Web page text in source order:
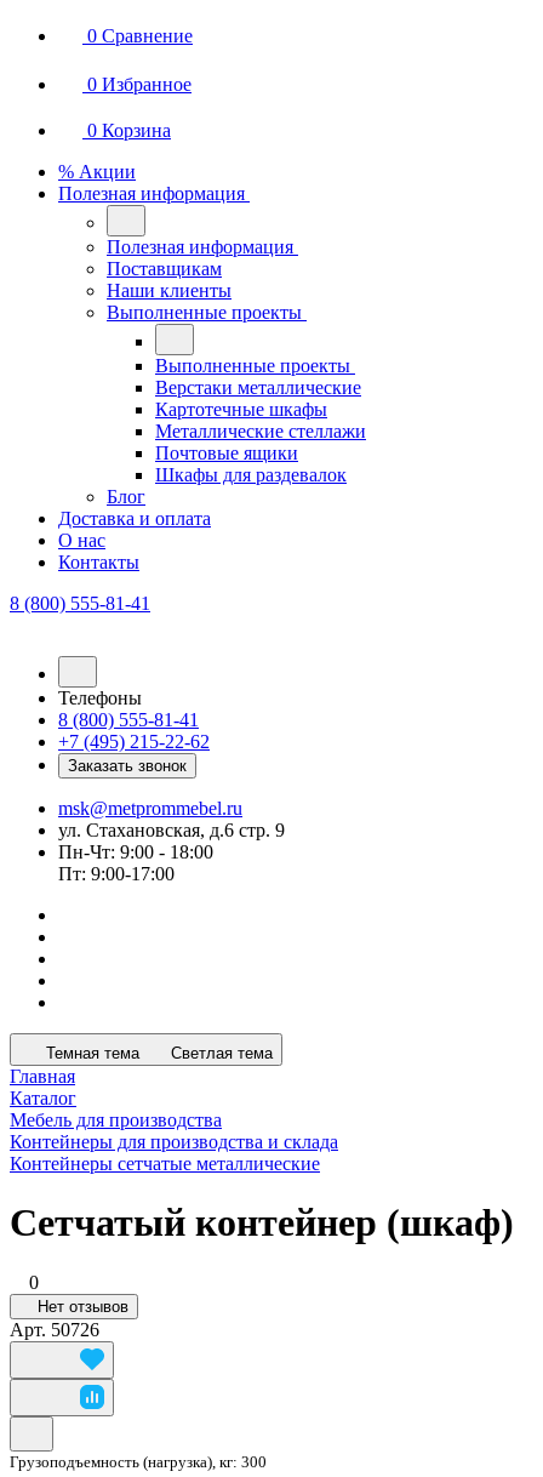
0 Сравнение
0 Избранное
0 Корзина
% Акции
Полезная информация
Полезная информация
Поставщикам
Наши клиенты
Выполненные проекты
Выполненные проекты
Верстаки металлические
Картотечные шкафы
Металлические стеллажи
Почтовые ящики
Шкафы для раздевалок
Блог
Доставка и оплата
О нас
Контакты
8 (800) 555-81-41
Телефоны
8 (800) 555-81-41
+7 (495) 215-22-62
Заказать звонок
msk@metprommebel.ru
ул. Стахановская, д.6 стр. 9
Пн-Чт: 9:00 - 18:00
Пт: 9:00-17:00
Темная тема Светлая тема
Главная
Каталог
Мебель для производства
Контейнеры для производства и склада
Контейнеры сетчатые металлические
Сетчатый контейнер (шкаф)
0
Нет отзывов
Арт. 50726
Грузоподъемность (нагрузка), кг: 300